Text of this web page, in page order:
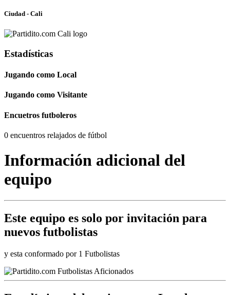
Ciudad - Cali
Estadísticas
Jugando como Local
Jugando como Visitante
Encuetros futboleros
0 encuentros relajados de fútbol
Información adicional del
equipo
Este equipo es solo por invitación para
nuevos futbolistas
y esta conformado por 1 Futbolistas